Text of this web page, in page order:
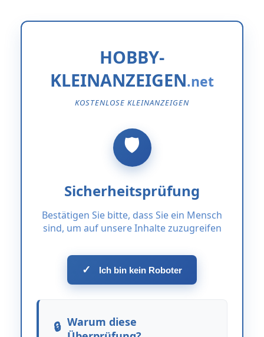
HOBBY-
KLEINANZEIGEN
KOSTENLOSE KLEINANZEIGEN
Sicherheitsprüfung
Bestätigen Sie bitte, dass Sie ein Mensch
sind, um auf unsere Inhalte zuzugreifen
✓ Ich bin kein Roboter
Warum diese